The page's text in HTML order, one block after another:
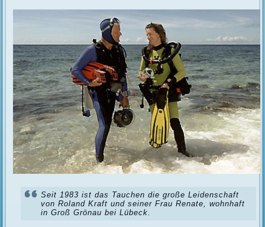
Seit 1983 ist das Tauchen die große Leidenschaft
von Roland Kraft und seiner Frau Renate, wohnhaft
in Groß Grönau bei Lübeck.